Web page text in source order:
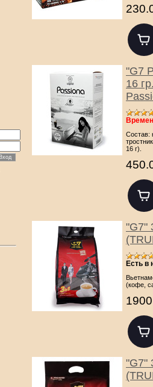
"G7
16
Состав:
16 г).
"G7"
Есть в
(кофе,
"G7"